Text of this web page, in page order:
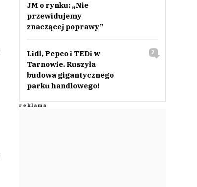
JM o rynku: „Nie
przewidujemy
znaczącej poprawy”
Lidl, Pepco i TEDi w
Tarnowie. Ruszyła
budowa gigantycznego
parku handlowego!
2